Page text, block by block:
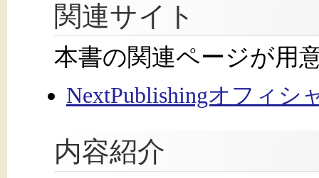
関連サイト
本書の関連ページが用
NextPublishingオフィシ
内容紹介